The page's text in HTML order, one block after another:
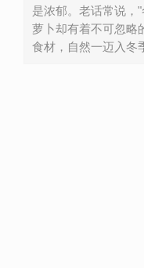
是浓郁。老话常说，
萝卜却有着不可忽略
食材，自然一迈入冬